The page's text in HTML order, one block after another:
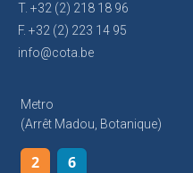
T. +32 (2) 218 18 96
F. +32 (2) 223 14 95
info@cota.be
Metro
(arrêt Madou, Botanique)
2 6